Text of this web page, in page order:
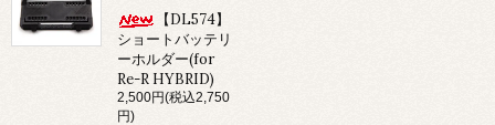
【DL574】
ショートバッテリ
ーホルダー(for
Re-R HYBRID)
2,500円(税込2,750
円)